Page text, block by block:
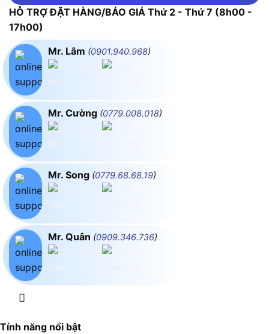
HỖ TRỢ ĐẶT HÀNG/BÁO GIÁ Thứ 2 - Thứ 7 (8h00 -
17h00)
Mr. Lâm (0901.940.968)
Mr. Cường (0779.008.018)
Mr. Song (0779.68.68.19)
Mr. Quân (0909.346.736)
Tính năng nổi bật